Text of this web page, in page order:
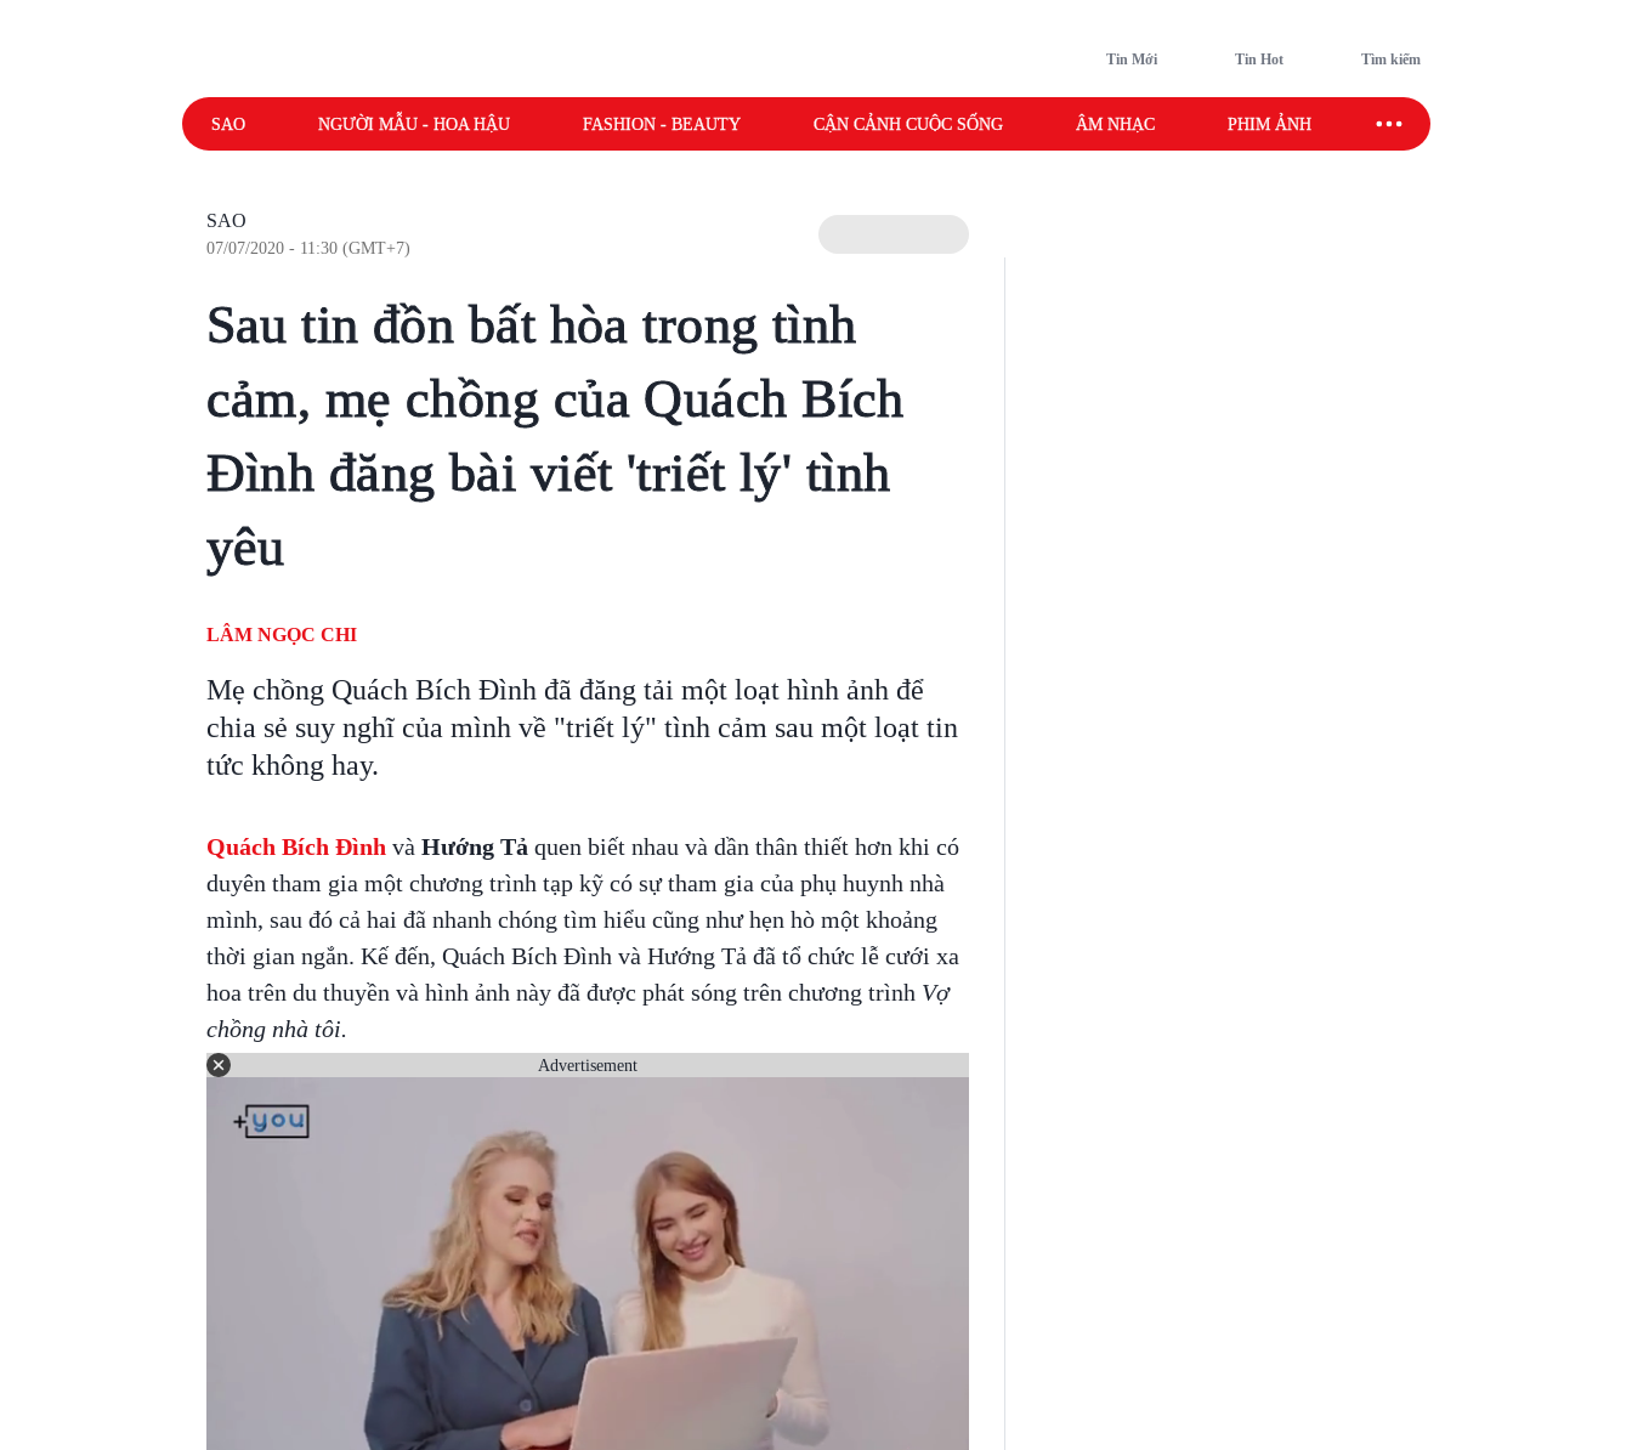
Tin Mới Tin Hot Tìm kiếm
SAO NGƯỜI MẪU - HOA HẬU FASHION - BEAUTY CẬN CẢNH CUỘC SỐNG ÂM NHẠC PHIM ẢNH SAO SPORT
SAO
07/07/2020 - 11:30 (GMT+7)
Sau tin đồn bất hòa trong tình
cảm, mẹ chồng của Quách Bích
Đình đăng bài viết 'triết lý' tình
yêu
LÂM NGỌC CHI
Mẹ chồng Quách Bích Đình đã đăng tải một loạt hình ảnh để
chia sẻ suy nghĩ của mình về "triết lý" tình cảm sau một loạt tin
tức không hay.
Quách Bích Đình và Hướng Tả quen biết nhau và dần thân thiết hơn khi có
duyên tham gia một chương trình tạp kỹ có sự tham gia của phụ huynh nhà
mình, sau đó cả hai đã nhanh chóng tìm hiểu cũng như hẹn hò một khoảng
thời gian ngắn. Kế đến, Quách Bích Đình và Hướng Tả đã tổ chức lễ cưới xa
hoa trên du thuyền và hình ảnh này đã được phát sóng trên chương trình Vợ
chồng nhà tôi.
Advertisement